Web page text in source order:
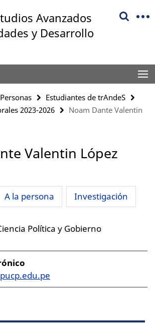
Avanzados
y Desarrollo
Personas
Estudiantes de trAndeS
2023-2026
Noam Dante Valentin
Valentin López
A la persona Investigación
Política y Gobierno